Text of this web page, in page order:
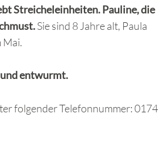
Streicheleinheiten. Pauline, die
Sie sind 8 Jahre alt, Paula
Mai.
entwurmt.
folgender Telefonnummer: 0174